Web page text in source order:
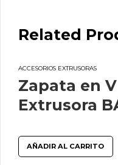
Extrusora
ExOn
1
1A
Related
ACCESORIOS EXTRUSORAS
Zapata en
Extrusora
AÑADIR AL CARRITO